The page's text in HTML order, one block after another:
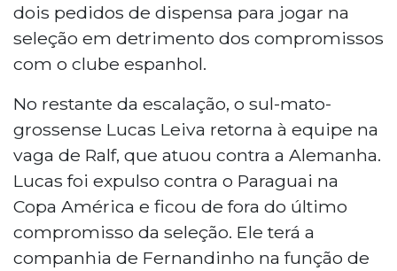
dois pedidos de dispensa para jogar na
seleção em detrimento dos compromissos
com o clube espanhol.
No restante da escalação, o sul-mato-
grossense Lucas Leiva retorna à equipe na
vaga de Ralf, que atuou contra a Alemanha.
Lucas foi expulso contra o Paraguai na
Copa América e ficou de fora do último
compromisso da seleção. Ele terá a
companhia de Fernandinho na função de